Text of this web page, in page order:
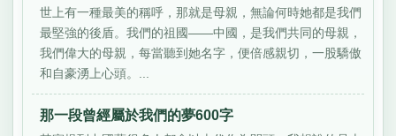
世上有一種最美的稱呼，那就是母親，無論何時她都是我們
最堅強的後盾。我們的祖國——中國，是我們共同的母親，
我們偉大的母親，每當聽到她名字，便倍感親切，一股驕傲
和自豪湧上心頭。...
那一段曾經屬於我們的夢600字